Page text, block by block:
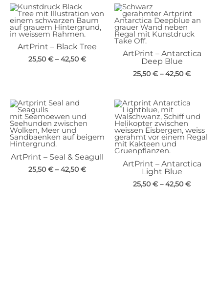
ArtPrint – Black Tree
25,50 € –42,50 €
ArtPrint – Antarctica
Deep Blue
25,50 € –42,50 €
ArtPrint – Seal & Seagull
25,50 € –42,50 €
ArtPrint – Antarctica
Light Blue
25,50 € –42,50 €